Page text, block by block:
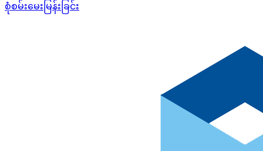
စုံစမ်းမေးမြန်းခြင်း